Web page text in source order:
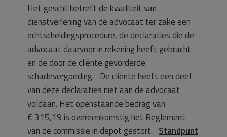
Het geschil betreft de kwaliteit van
dienstverlening van de advocaat ter zake een
echtscheidingsprocedure, de declaraties die de
advocaat daarvoor in rekening heeft gebracht
en de door de cliënte gevorderde
schadevergoeding. De cliënte heeft een deel
van deze declaraties niet aan de advocaat
voldaan. Het openstaande bedrag van
€ 315,19 is overeenkomstig het Reglement
van de commissie in depot gestort. Standpunt